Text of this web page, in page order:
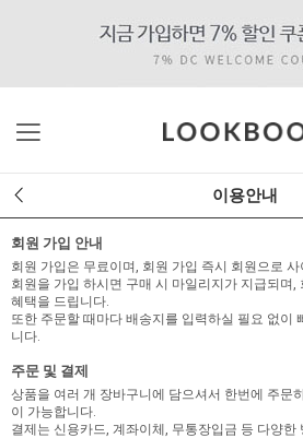
이용안내
회원 가입 안내
회원 가입은 무료이며, 회원 가입 즉시 회원으로
회원을 가입 하시면 구매 시 마일리지가 지급되며,
혜택을 드립니다.
또한 주문할 때마다 배송지를 입력하실 필요 없이
니다.
주문 및 결제
상품을 여러 개 장바구니에 담으셔서 한번에 주문
이 가능합니다.
결제는 신용카드, 계좌이체, 무통장입금 등 다양한